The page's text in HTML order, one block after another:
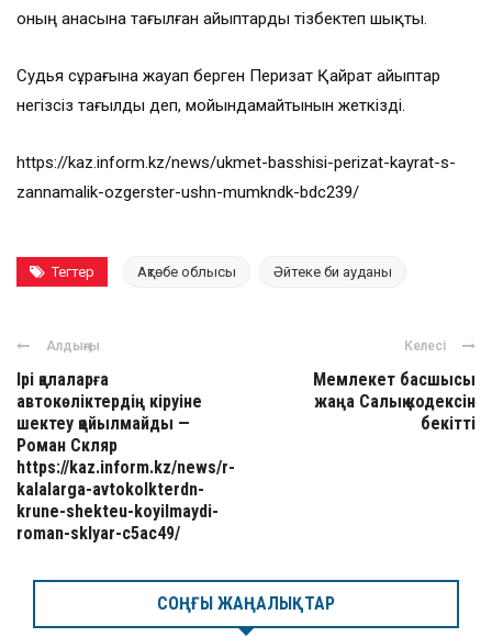
оның анасына тағылған айыптарды тізбектеп шықты.
Судья сұрағына жауап берген Перизат Қайрат айыптар
негізсіз тағылды деп, мойындамайтынын жеткізді.
https://kaz.inform.kz/news/ukmet-basshisi-perizat-kayrat-s-
zannamalik-ozgerster-ushn-mumkndk-bdc239/
Тегтер Ақтөбе облысы Әйтеке би ауданы
Алдыңғы
Ірі қалаларға
автокөліктердің кіруіне
шектеу қойылмайды —
Роман Скляр
https://kaz.inform.kz/news/r-
kalalarga-avtokolkterdn-
krune-shekteu-koyilmaydi-
roman-sklyar-c5ac49/
Келесі
Мемлекет басшысы
жаңа Салық кодексін
бекітті
СОҢҒЫ ЖАҢАЛЫҚТАР